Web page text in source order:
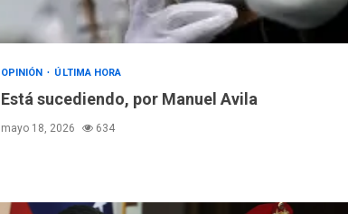
OPINIÓN ÚLTIMA HORA
Está sucediendo, por Manuel Avila
mayo 18, 2026 634